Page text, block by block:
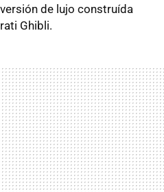
de lujo construída
Ghibli.